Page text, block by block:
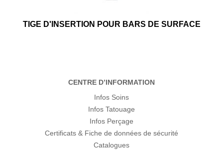
TIGE D'INSERTION POUR BARS DE SURFACE
CENTRE D’INFORMATION
Infos Soins
Infos Tatouage
Infos Perçage
Certificats & Fiche de données de sécurité
Catalogues